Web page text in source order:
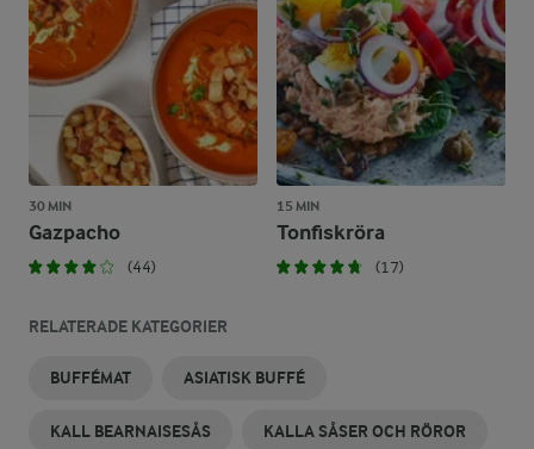
30 MIN
Gazpacho
(44)
15 MIN
Tonfiskröra
(17)
RELATERADE KATEGORIER
BUFFÉMAT ASIATISK BUFFÉ
KALL BEARNAISESÅS KALLA SÅSER OCH RÖROR